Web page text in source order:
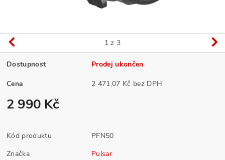
1 z 3
Dostupnost Prodej ukončen
Cena 2 471,07 Kč bez DPH
2 990 Kč
Kód produktu
PFN50
Značka
Pulsar